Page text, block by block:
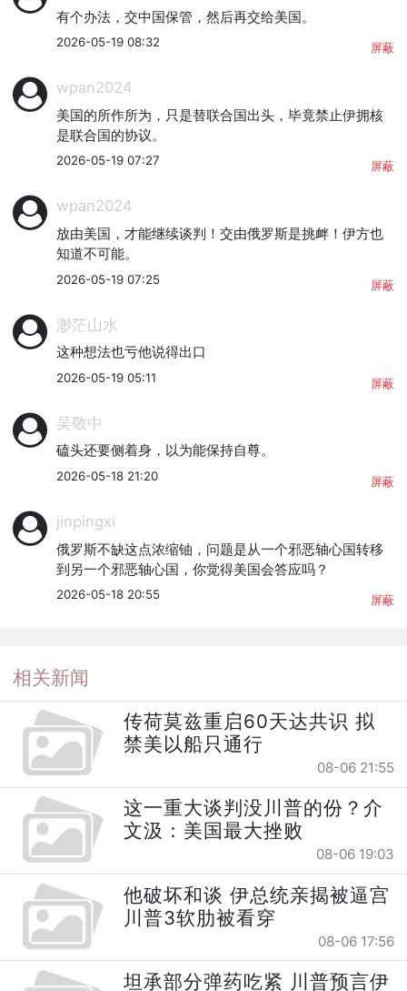
有个办法，交中国保管，然后再交给美国。
2026-05-19 08:32 屏蔽
wpan2024
美国的所作所为，只是替联合国出头，毕竟禁止伊拥核
是联合国的协议。
2026-05-19 07:27 屏蔽
wpan2024
放由美国，才能继续谈判！交由俄罗斯是挑衅！伊方也
知道不可能。
2026-05-19 07:25 屏蔽
渺茫山水
这种想法也亏他说得出口
2026-05-19 05:11 屏蔽
吴敬中
磕头还要侧着身，以为能保持自尊。
2026-05-18 21:20 屏蔽
jinpingxi
俄罗斯不缺这点浓缩铀，问题是从一个邪恶轴心国转移
到另一个邪恶轴心国，你觉得美国会答应吗？
2026-05-18 20:55 屏蔽
相关新闻
传荷莫兹重启60天达共识 拟
禁美以船只通行
08-06 21:55
这一重大谈判没川普的份？介
文汲：美国最大挫败
08-06 19:03
他破坏和谈 伊总统亲揭被逼宫
川普3软肋被看穿
08-06 17:56
坦承部分弹药吃紧 川普预言伊